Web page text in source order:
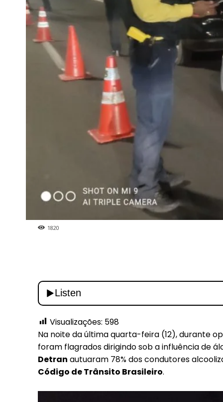
1820
Visualizações: 598
Na noite da última quarta-feira (12), durante
foram flagrados dirigindo sob a influência de
Detran autuaram 78% dos condutores
Código de Trânsito Brasileiro.